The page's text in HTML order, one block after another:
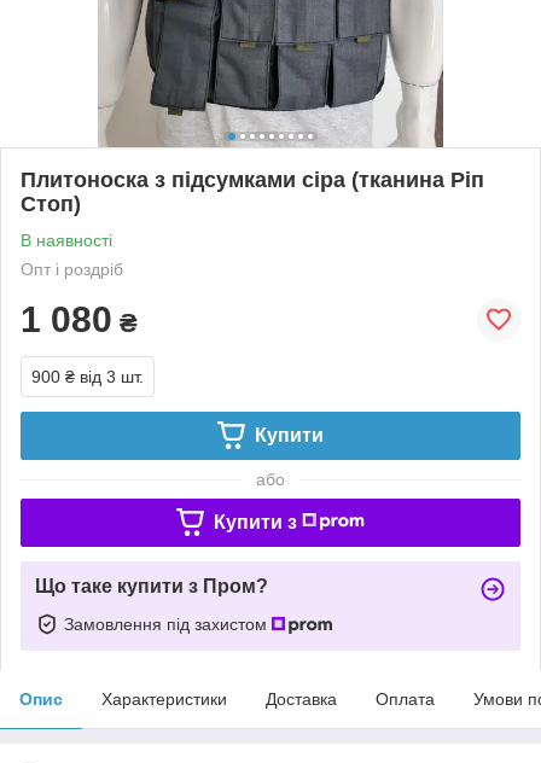
Плитоноска з підсумками сіра (тканина Ріп
Стоп)
В наявності
Опт і роздріб
1 080 ₴
900 ₴ від 3 шт.
Купити
або
Купити з
Що таке купити з Пром?
Замовлення під захистом
Опис Характеристики Доставка Оплата Умови